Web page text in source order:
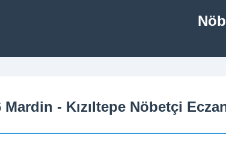
Mardin - Kızıltepe Nöbetçi